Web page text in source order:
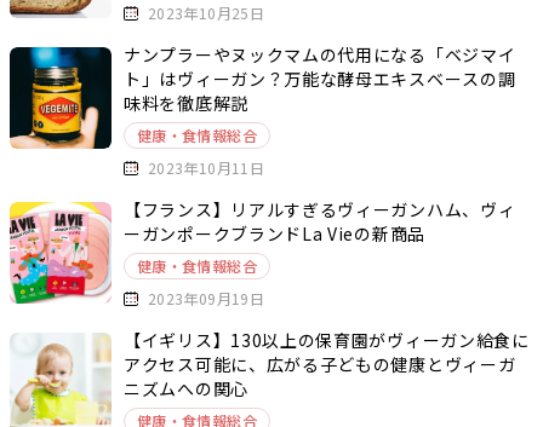
2023年10月25日
ナンプラーやヌックマムの代用になる「ベジマイ
ト」はヴィーガン？万能な酵母エキスベースの調
味料を徹底解説
健康・食情報総合
2023年10月11日
【フランス】リアルすぎるヴィーガンハム、ヴィ
ーガンポークブランドLa Vieの新商品
健康・食情報総合
2023年09月19日
【イギリス】130以上の保育園がヴィーガン給食に
アクセス可能に、広がる子どもの健康とヴィーガ
ニズムへの関心
健康・食情報総合